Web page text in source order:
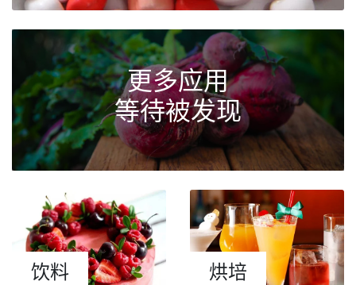
更多应用
等待被发现
饮料 烘培